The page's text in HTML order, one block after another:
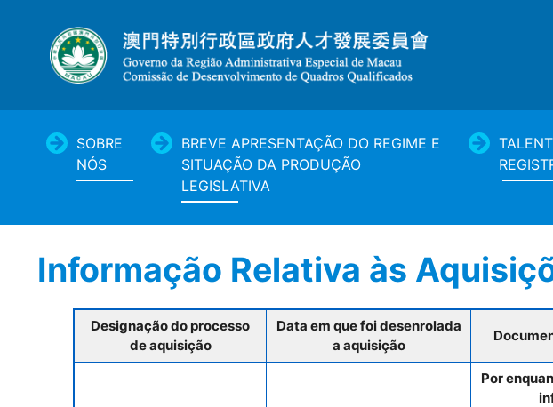
SOBRE
NÓS
BREVE APRESENTAÇÃO DO REGIME E
SITUAÇÃO DA PRODUÇÃO
LEGISLATIVA
Informação Relativa às
Designação do processo
de aquisição
Data em que foi desenrolada
a aquisição
Por